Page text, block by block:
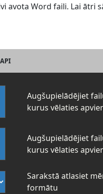
avota Word faili. Lai
Augšupielādējiet
kurus vēlaties
Augšupielādējiet
kurus vēlaties
Sarakstā atlasiet
formātu